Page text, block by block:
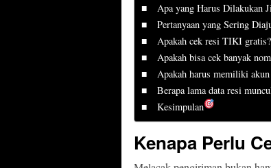
Apa yang Harus Dilakukan
Pertanyaan yang Sering
Apakah cek resi TIKI gratis?
Apakah bisa cek banyak
Apakah harus memiliki
Berapa lama data resi
Kesimpulan
Kenapa Perlu